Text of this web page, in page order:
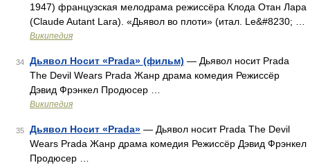
1947) французская мелодрама режиссёра Клода Отан Лара
(Claude Autant Lara). «Дьявол во плоти» (итал. Le&#8230; …
Википедия
34 Дьявол Носит «Prada» (фильм) — Дьявол носит Prada
The Devil Wears Prada Жанр драма комедия Режиссёр
Дэвид Фрэнкел Продюсер …
Википедия
35 Дьявол Носит «Prada» — Дьявол носит Prada The Devil
Wears Prada Жанр драма комедия Режиссёр Дэвид Фрэнкел
Продюсер …